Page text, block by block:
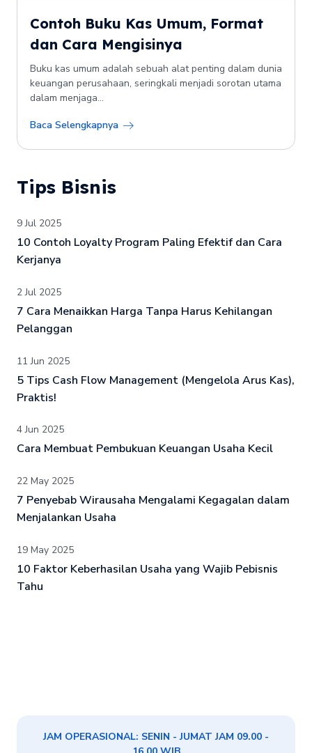
Contoh Buku Kas Umum, Format
dan Cara Mengisinya
Buku kas umum adalah sebuah alat penting dalam dunia
keuangan perusahaan, seringkali menjadi sorotan utama
dalam menjaga...
Baca Selengkapnya
Tips Bisnis
9 Jul 2025
10 Contoh Loyalty Program Paling Efektif dan Cara
Kerjanya
2 Jul 2025
7 Cara Menaikkan Harga Tanpa Harus Kehilangan
Pelanggan
11 Jun 2025
5 Tips Cash Flow Management (Mengelola Arus Kas),
Praktis!
4 Jun 2025
Cara Membuat Pembukuan Keuangan Usaha Kecil
22 May 2025
7 Penyebab Wirausaha Mengalami Kegagalan dalam
Menjalankan Usaha
19 May 2025
10 Faktor Keberhasilan Usaha yang Wajib Pebisnis
Tahu
JAM OPERASIONAL: SENIN - JUMAT JAM 09.00 -